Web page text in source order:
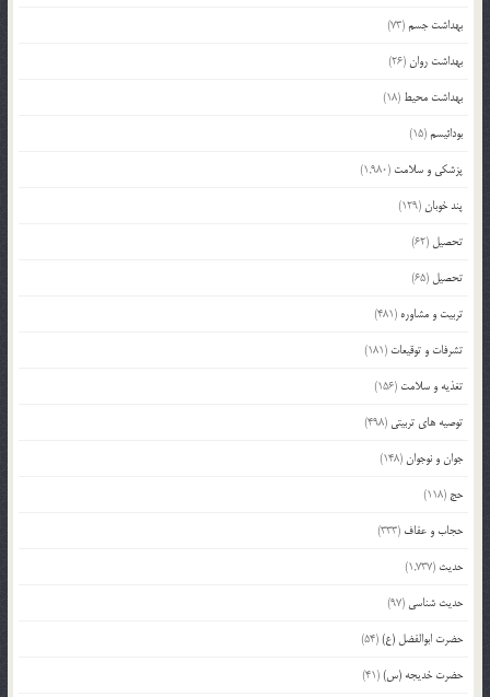
بهداشت جسم(73)
بهداشت روان(26)
بهداشت محیط (18)
بودائیسم(15)
پزشکی و سلامت (1,980)
پند خوبان(129)
تحصیل (62)
تحصیل (65)
تربیت و مشاوره (481)
تشرفات و توقیعات (181)
تغذیه و سلامت (156)
توصیه های تربیتی (498)
جوان و نوجوان(148)
حج (118)
حجاب و عفاف (333)
حدیث (1,737)
حدیث شناسی (97)
حضرت ابوالفضل (ع)(54)
حضرت خدیجه (س)(41)